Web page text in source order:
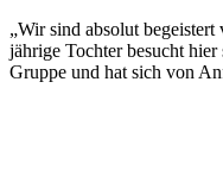
„Wir sind absolut
jährige Tochter besucht
Gruppe und hat sich von